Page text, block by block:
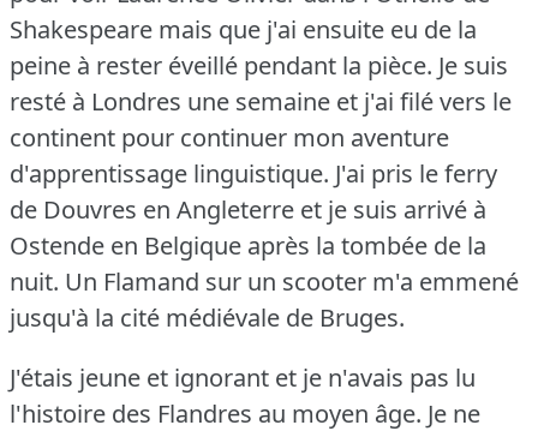
Shakespeare mais que j'ai ensuite eu de la
peine à rester éveillé pendant la pièce. Je suis
resté à Londres une semaine et j'ai filé vers le
continent pour continuer mon aventure
d'apprentissage linguistique. J'ai pris le ferry
de Douvres en Angleterre et je suis arrivé à
Ostende en Belgique après la tombée de la
nuit. Un Flamand sur un scooter m'a emmené
jusqu'à la cité médiévale de Bruges.
J'étais jeune et ignorant et je n'avais pas lu
l'histoire des Flandres au moyen âge. Je ne